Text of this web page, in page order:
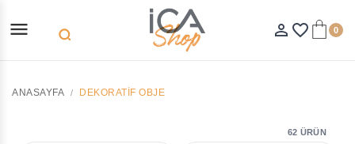
menu search person_outline favorite_border 0
ANASAYFA DEKORATIF OBJE
62 ÜRÜN